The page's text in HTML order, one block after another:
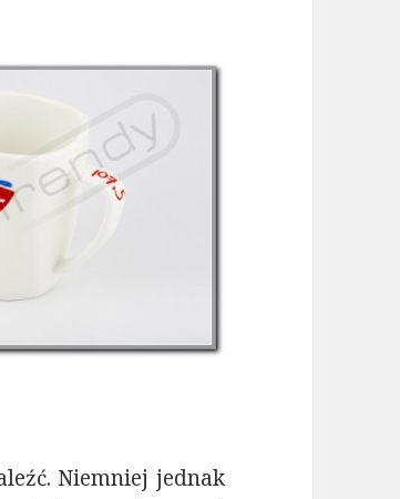
Niemniej jednak